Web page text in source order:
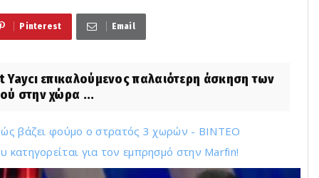
Pinterest Email
επικαλούμενος παλαιότερη άσκηση των
στην χώρα ...
βάζει φούμο ο στρατός 3 χωρών - ΒΙΝΤΕΟ
για τον εμπρησμό στην Marfin!